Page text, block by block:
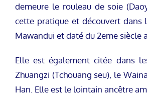
demeure le rouleau de soie
cette pratique et découvert dans
Mawandui et daté du 2eme siècle
Elle est également citée dans
Zhuangzi (Tchouang seu), le
Han. Elle est le lointain ancêtre